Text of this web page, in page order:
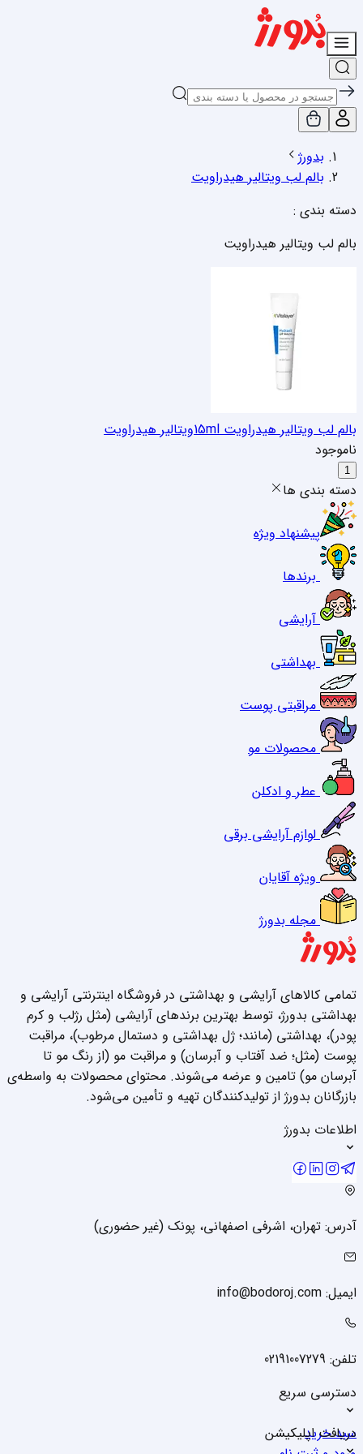
بدورژ
بالم لب ویتالیر هیدراویت
دسته بندی :
بالم لب ویتالیر هیدراویت
بالم لب ویتالیر هیدراویت 15ml
ویتالیر هیدراویت
ناموجود
1
دسته بندی ها
پیشنهاد ویژه
برندها
آرایشی
بهداشتی
مراقبتی پوست
محصولات مو
عطر و ادکلن
لوازم آرایشی برقی
ویژه آقایان
مجله بدورژ
تمامی کالاهای آرایشی و بهداشتی در فروشگاه اینترنتی آرایشی و
بهداشتی بدورژ، توسط بهترین برندهای آرایشی (مثل رژلب و کرم
پودر)، بهداشتی (مانند؛ ژل بهداشتی و دستمال مرطوب)، مراقبت
پوست (مثل؛ ضد آفتاب و آبرسان) و مراقبت مو (از رنگ مو تا
آبرسان مو) تامین و عرضه می‌شوند. محتوای محصولات به واسطه‌ی
بازرگانان بدورژ از تولیدکنندگان تهیه و تأمین می‌شود.
اطلاعات بدورژ
آدرس: تهران، اشرفی اصفهانی، پونک (غیر حضوری)
ایمیل: info@bodoroj.com
تلفن: 02191007279
دسترسی سریع
سبد خرید
دریافت اپلیکیشن